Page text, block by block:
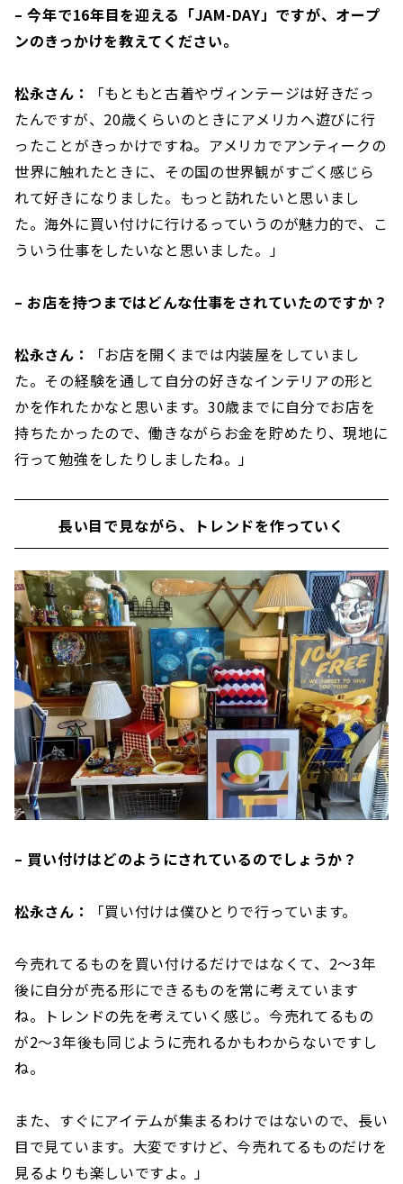
– 今年で16年目を迎える「JAM-DAY」ですが、オープ
ンのきっかけを教えてください。
松永さん：
「もともと古着やヴィンテージは好きだっ
たんですが、20歳くらいのときにアメリカへ遊びに行
ったことがきっかけですね。アメリカでアンティークの
世界に触れたときに、その国の世界観がすごく感じら
れて好きになりました。もっと訪れたいと思いまし
た。海外に買い付けに行けるっていうのが魅力的で、こ
ういう仕事をしたいなと思いました。」
– お店を持つまではどんな仕事をされていたのですか？
松永さん：
「お店を開くまでは内装屋をしていまし
た。その経験を通して自分の好きなインテリアの形と
かを作れたかなと思います。30歳までに自分でお店を
持ちたかったので、働きながらお金を貯めたり、現地に
行って勉強をしたりしましたね。」
長い目で見ながら、トレンドを作っていく
– 買い付けはどのようにされているのでしょうか？
松永さん： 「買い付けは僕ひとりで行っています。
今売れてるものを買い付けるだけではなくて、2～3年
後に自分が売る形にできるものを常に考えています
ね。トレンドの先を考えていく感じ。今売れてるもの
が2～3年後も同じように売れるかもわからないですし
ね。
また、すぐにアイテムが集まるわけではないので、長い
目で見ています。大変ですけど、今売れてるものだけを
見るよりも楽しいですよ。」